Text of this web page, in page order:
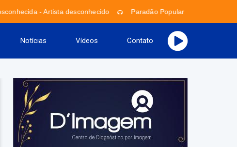
- Artista desconhecido Paradão Popular
Notícias Vídeos Contato